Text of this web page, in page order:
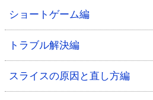
ショートゲーム編
トラブル解決編
スライスの原因と直し方編